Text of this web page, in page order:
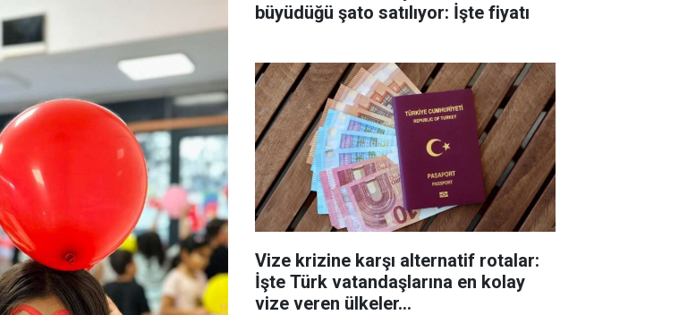
büyüdüğü şato satılıyor: İşte fiyatı
Vize krizine karşı alternatif rotalar:
İşte Türk vatandaşlarına en kolay
vize veren ülkeler...